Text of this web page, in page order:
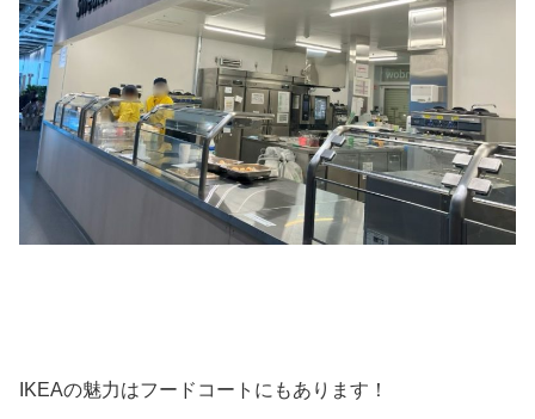
IKEAの魅力はフードコートにもあります！